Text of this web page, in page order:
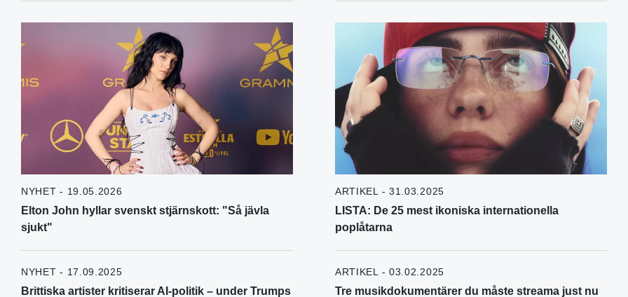
NYHET - 19.05.2026
Elton John hyllar svenskt stjärnskott: "Så jävla
sjukt"
NYHET - 17.09.2025
Brittiska artister kritiserar AI-politik – under Trumps
ARTIKEL - 31.03.2025
LISTA: De 25 mest ikoniska internationella
poplåtarna
ARTIKEL - 03.02.2025
Tre musikdokumentärer du måste streama just nu